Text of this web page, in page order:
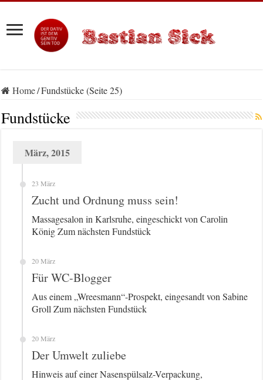
Home/Fundstücke (Seite 25)
Fundstücke
März, 2015
23 März
Zucht und Ordnung muss sein!
Massagesalon in Karlsruhe, eingeschickt von Carolin
König Zum nächsten Fundstück
20 März
Für WC-Blogger
Aus einem „Wreesmann“-Prospekt, eingesandt von Sabine
Groll Zum nächsten Fundstück
20 März
Der Umwelt zuliebe
Hinweis auf einer Nasenspülsalz-Verpackung,